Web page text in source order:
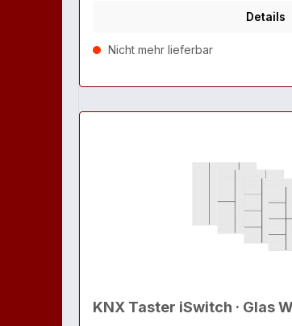
Details
Nicht mehr lieferbar
KNX Taster iSwitch · Glas